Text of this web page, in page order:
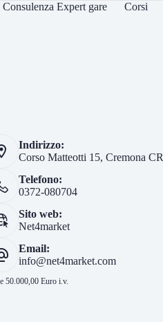
Consulenza Expert gare Corsi
Indirizzo:
Corso Matteotti 15, Cremona CR
Telefono:
0372-080704
Sito web:
Net4market
Email:
info@net4market.com
50.000,00 Euro i.v.